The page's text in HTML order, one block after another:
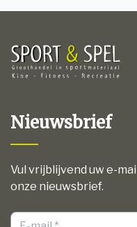
Nieuwsbrief
Vul vrijblijvend uw e-
onze nieuwsbrief.